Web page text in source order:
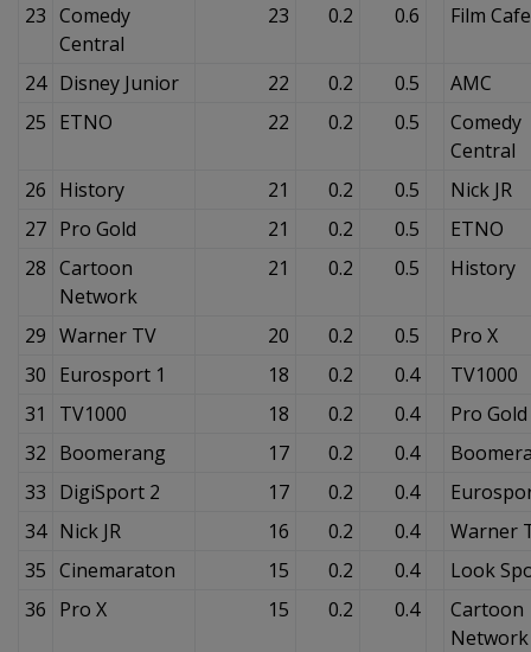
23 Comedy
Central
23 0.2 0.6 Film Cafe
24 Disney Junior 22 0.2 0.5
AMC
25 ETNO 22 0.2 0.5
Comedy
Central
26 History 21 0.2 0.5
Nick JR
27 Pro Gold 21 0.2 0.5
ETNO
28 Cartoon
Network
21 0.2 0.5 History
29 Warner TV 20 0.2 0.5
Pro X
30 Eurosport 1 18 0.2 0.4
TV1000
31
TV1000 18 0.2 0.4
Pro Gold
32 Boomerang 17 0.2 0.4
33 DigiSport 2 17 0.2 0.4
34 Nick JR 16 0.2 0.4
Warner
35 Cinemaraton 15 0.2 0.4
Look
36 Pro X 15 0.2 0.4
Cartoon
Network